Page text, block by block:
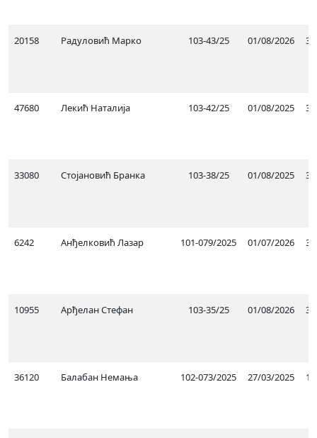
20158 Радуловић Марко 103-43/25 01/08/2026
47680 Лекић Наталија 103-42/25 01/08/2025
33080 Стојановић Бранка 103-38/25 01/08/2025
6242 Анђелковић Лазар 101-079/2025 01/07/2026
10955 Арђелан Стефан 103-35/25 01/08/2026
36120 Балабан Немања 102-073/2025 27/03/2025